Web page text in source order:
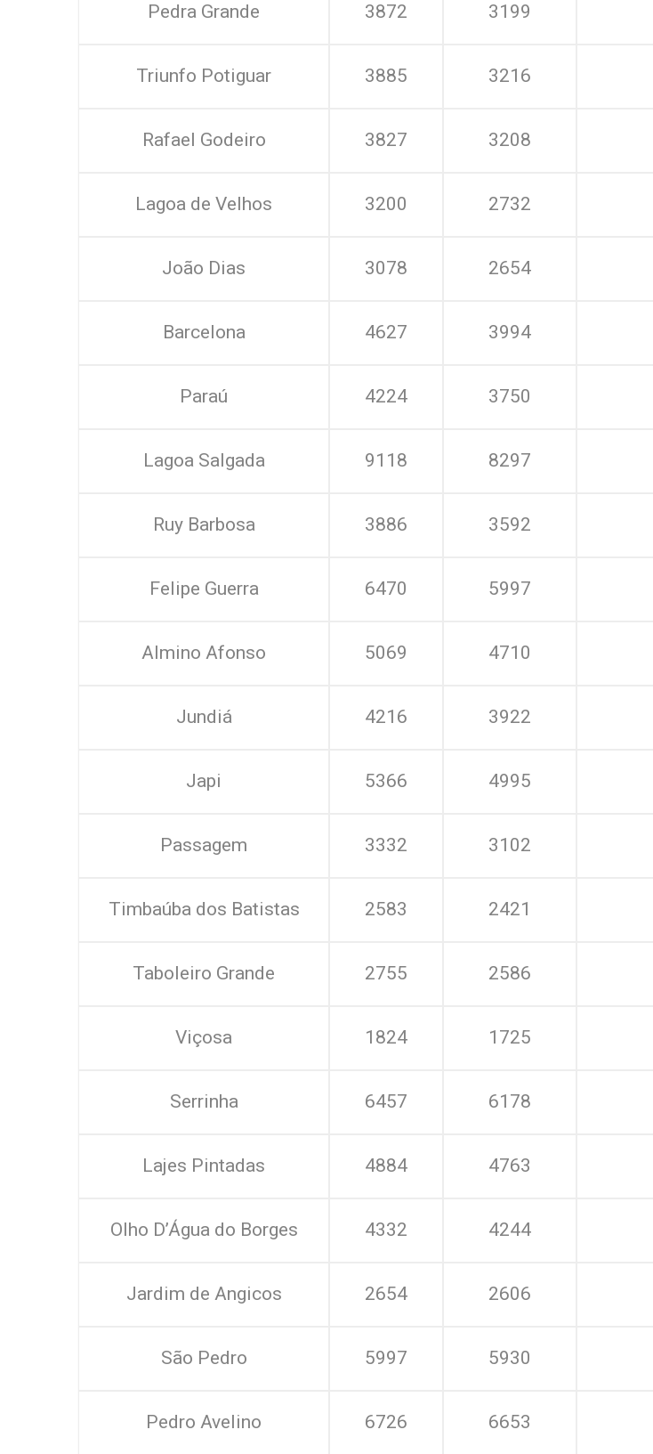
Pedra Grande 3872 3199
Triunfo Potiguar 3885 3216
Rafael Godeiro 3827 3208
Lagoa de Velhos 3200 2732
João Dias 3078 2654
Barcelona 4627 3994
Paraú 4224 3750
Lagoa Salgada 9118 8297
Ruy Barbosa 3886 3592
Felipe Guerra 6470 5997
Almino Afonso 5069 4710
Jundiá 4216 3922
Japi 5366 4995
Passagem 3332 3102
Timbaúba dos Batistas 2583 2421
Taboleiro Grande 2755 2586
Viçosa 1824 1725
Serrinha 6457 6178
Lajes Pintadas 4884 4763
Olho D’Água do Borges 4332 4244
Jardim de Angicos 2654 2606
São Pedro 5997 5930
Pedro Avelino 6726 6653